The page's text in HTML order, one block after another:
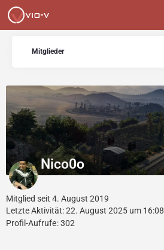
Mitglieder
Nico0o
Mitglied seit 4. August 2019
Letzte Aktivität:22. August 2025 um 16:08
Profil-Aufrufe 302